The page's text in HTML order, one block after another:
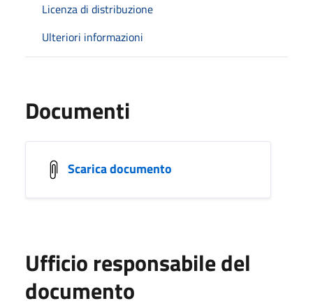
Licenza di distribuzione
Ulteriori informazioni
Documenti
Scarica documento
Ufficio responsabile del
documento